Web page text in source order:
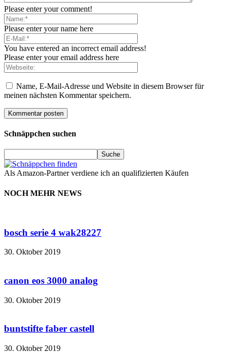
Please enter your comment!
Please enter your name here
You have entered an incorrect email address!
Please enter your email address here
Name, E-Mail-Adresse und Website in diesem Browser für
meinen nächsten Kommentar speichern.
Schnäppchen suchen
Als Amazon-Partner verdiene ich an qualifizierten Käufen
NOCH MEHR NEWS
bosch serie 4 wak28227
30. Oktober 2019
canon eos 3000 analog
30. Oktober 2019
buntstifte faber castell
30. Oktober 2019